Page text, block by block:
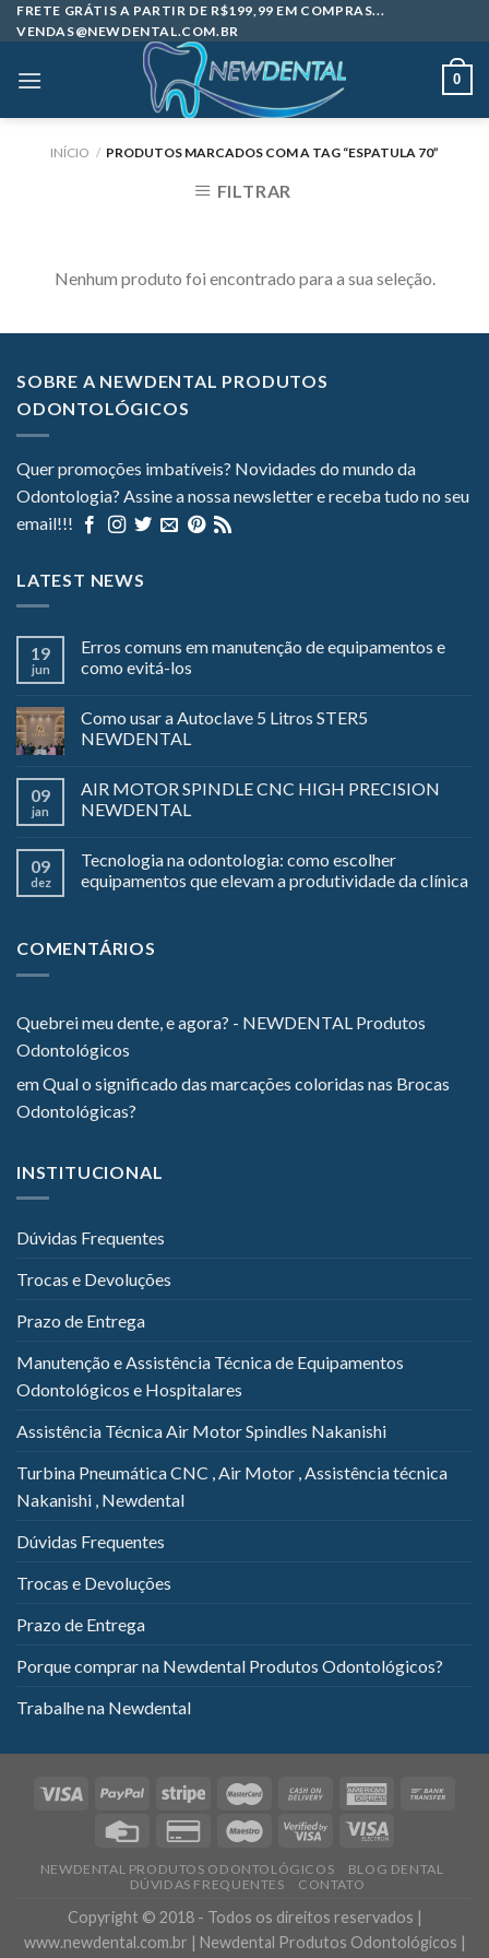
Skip
to
FRETE GRÁTIS A PARTIR DE R$199,99 EM COMPRAS...
VENDAS@NEWDENTAL.COM.BR
0
INÍCIO / PRODUTOS MARCADOS COM A TAG “ESPATULA 70”
FILTRAR
Nenhum produto foi encontrado para a sua seleção.
SOBRE A NEWDENTAL PRODUTOS
ODONTOLÓGICOS
Quer promoções imbatíveis? Novidades do mundo da
Odontologia? Assine a nossa newsletter e receba tudo no seu
email!!!
LATEST NEWS
19
jun
Erros comuns em manutenção de equipamentos e
como evitá-los
Como usar a Autoclave 5 Litros STER5
NEWDENTAL
09
jan
AIR MOTOR SPINDLE CNC HIGH PRECISION
NEWDENTAL
09
dez
Tecnologia na odontologia: como escolher
equipamentos que elevam a produtividade da clínica
COMENTÁRIOS
Quebrei meu dente, e agora? - NEWDENTAL Produtos
Odontológicos
emQual o significado das marcações coloridas nas Brocas
Odontológicas?
INSTITUCIONAL
Dúvidas Frequentes
Trocas e Devoluções
Prazo de Entrega
Manutenção e Assistência Técnica de Equipamentos
Odontológicos e Hospitalares
Assistência Técnica Air Motor Spindles Nakanishi
Turbina Pneumática CNC , Air Motor , Assistência técnica
Nakanishi , Newdental
Dúvidas Frequentes
Trocas e Devoluções
Prazo de Entrega
Porque comprar na Newdental Produtos Odontológicos?
Trabalhe na Newdental
NEWDENTAL PRODUTOS ODONTOLÓGICOS
BLOG DENTAL
DÚVIDAS FREQUENTES
CONTATO
Copyright © 2018 - Todos os direitos reservados |
www.newdental.com.br | Newdental Produtos Odontológicos |